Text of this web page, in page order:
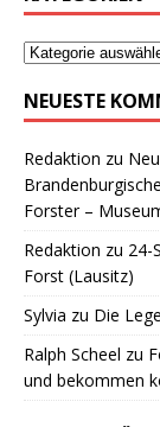
NEUESTE
Redaktion zu
Forster –
Redaktion zu 24-
Forst (Lausitz)
Sylvia zu Die
Ralph Scheel zu
und bekommen